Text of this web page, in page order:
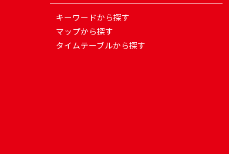
キーワードから探す
マップから探す
タイムテーブルから探す